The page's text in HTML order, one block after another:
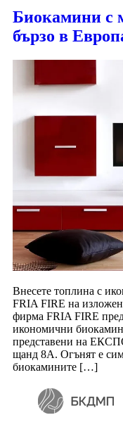
Биокамини с
бързо в
Внесете топлина с
FRIA FIRE на
фирма FRIA FIRE
икономични
представени на
щанд 8А. Огънят е
биокамините […]